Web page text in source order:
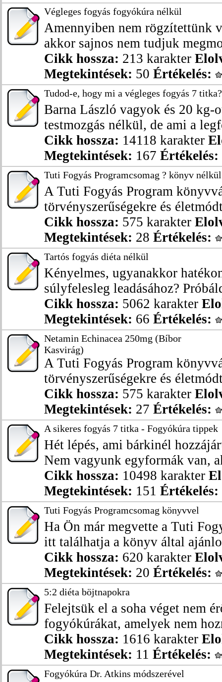
Végleges fogyás fogyókúra nélkül
Amennyiben nem rögzítettünk
akkor sajnos nem tudjuk
Cikk hossza: 213 karakter
Megtekintések: 50 Értékelés:
Tudod-e, hogy mi a végleges fogyás 7 titka?
Barna László vagyok és 20 kg-
testmozgás nélkül, de ami a
Cikk hossza: 14118 karakter
Megtekintések: 167 Értékelés:
Tuti Fogyás Programcsomag ? könyv nélkül
A Tuti Fogyás Program
törvényszerűségekre és
Cikk hossza: 575 karakter
Megtekintések: 28 Értékelés:
Tartós fogyás diéta nélkül
Kényelmes, ugyanakkor
súlyfelesleg leadásához?
Cikk hossza: 5062 karakter
Megtekintések: 66 Értékelés:
Netamin Echinacea 250mg (Bíbor
Kasvirág)
A Tuti Fogyás Program
törvényszerűségekre és
Cikk hossza: 575 karakter
Megtekintések: 27 Értékelés:
A sikeres fogyás 7 titka - Fogyókúra tippek
Hét lépés, ami bárkinél
Nem vagyunk egyformák van,
Cikk hossza: 10498 karakter
Megtekintések: 151 Értékelés:
Tuti Fogyás Programcsomag könyvvel
Ha Ön már megvette a Tuti
itt találhatja a könyv által
Cikk hossza: 620 karakter
Megtekintések: 20 Értékelés:
5:2 diéta böjtnapokra
Felejtsük el a soha véget nem
fogyókúrákat, amelyek nem
Cikk hossza: 1616 karakter
Megtekintések: 11 Értékelés:
Fogyókúra Dr. Atkins módszerével